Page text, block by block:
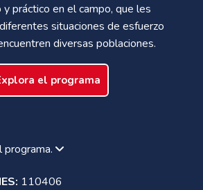
práctico en el campo, que les
situaciones de esfuerzo
diversas poblaciones.
el programa
programa.
110406